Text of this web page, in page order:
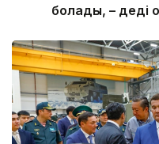
болады, – деді